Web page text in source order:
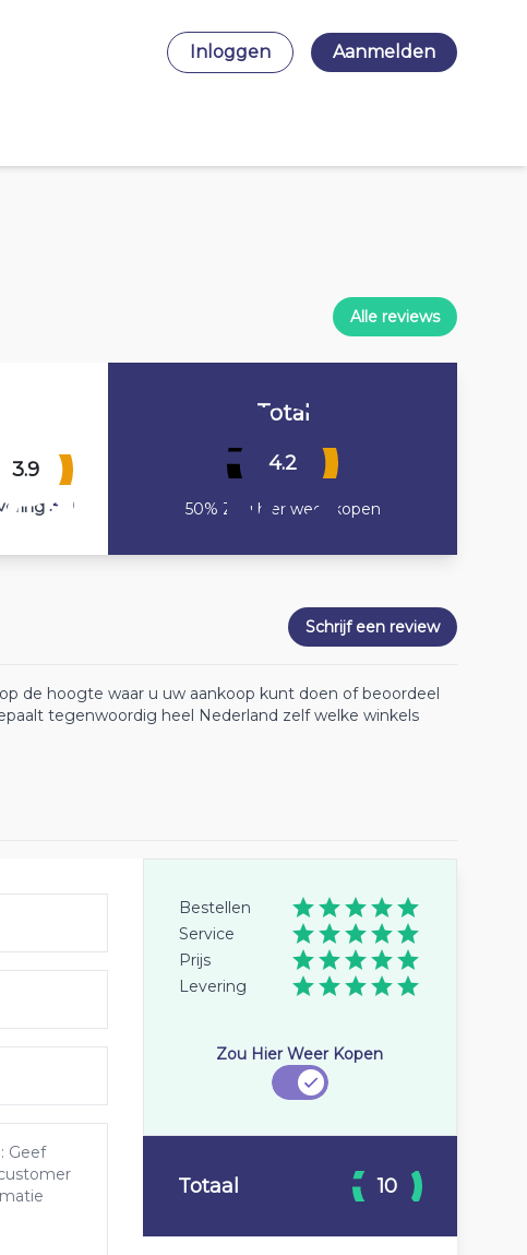
Inloggen Aanmelden
Alle reviews
3.9
3.9
Total
4.2
50% Zou hier weer kopen
Schrijf een review
de hoogte waar u uw aankoop kunt doen of beoordeel
tegenwoordig heel Nederland zelf welke winkels
Bestellen
Service
Prijs
Levering
Zou Hier Weer Kopen
Totaal 10